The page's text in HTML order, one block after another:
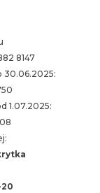
8147
30.06.2025:
1.07.2025:
20